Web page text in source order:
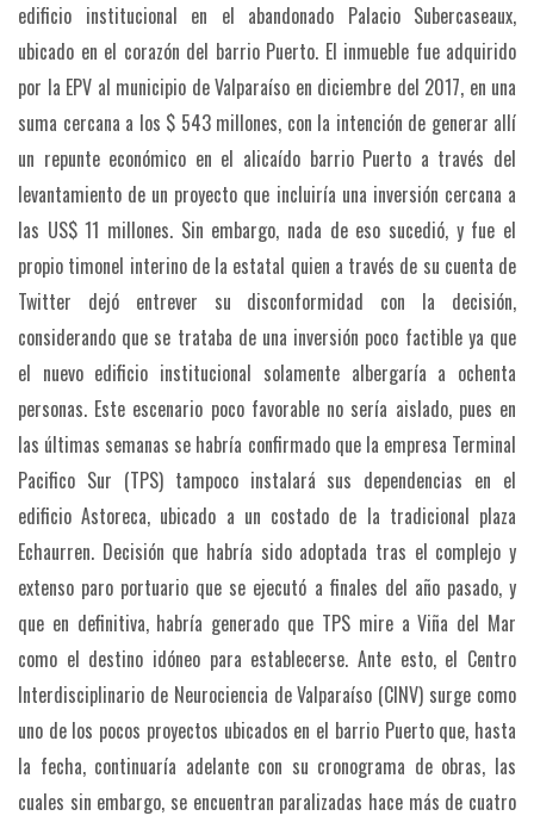
edificio institucional en el abandonado Palacio Subercaseaux,
ubicado en el corazón del barrio Puerto. El inmueble fue adquirido
por la EPV al municipio de Valparaíso en diciembre del 2017, en una
suma cercana a los $ 543 millones, con la intención de generar allí
un repunte económico en el alicaído barrio Puerto a través del
levantamiento de un proyecto que incluiría una inversión cercana a
las US$ 11 millones. Sin embargo, nada de eso sucedió, y fue el
propio timonel interino de la estatal quien a través de su cuenta de
Twitter dejó entrever su disconformidad con la decisión,
considerando que se trataba de una inversión poco factible ya que
el nuevo edificio institucional solamente albergaría a ochenta
personas. Este escenario poco favorable no sería aislado, pues en
las últimas semanas se habría confirmado que la empresa Terminal
Pacifico Sur (TPS) tampoco instalará sus dependencias en el
edificio Astoreca, ubicado a un costado de la tradicional plaza
Echaurren. Decisión que habría sido adoptada tras el complejo y
extenso paro portuario que se ejecutó a finales del año pasado, y
que en definitiva, habría generado que TPS mire a Viña del Mar
como el destino idóneo para establecerse. Ante esto, el Centro
Interdisciplinario de Neurociencia de Valparaíso (CINV) surge como
uno de los pocos proyectos ubicados en el barrio Puerto que, hasta
la fecha, continuaría adelante con su cronograma de obras, las
cuales sin embargo, se encuentran paralizadas hace más de cuatro